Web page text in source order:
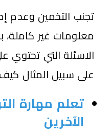
تجنب التخمين وعدم
معلومات غير كاملة،
الاسئلة التي
على سبيل المثال
تعلم مهارة
الآخرين